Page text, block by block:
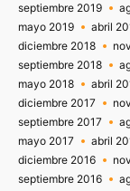
septiembre 2019
mayo 2019
abril
diciembre 2018
septiembre 2018
mayo 2018
abril
diciembre 2017
septiembre 2017
mayo 2017
abril
diciembre 2016
septiembre 2016